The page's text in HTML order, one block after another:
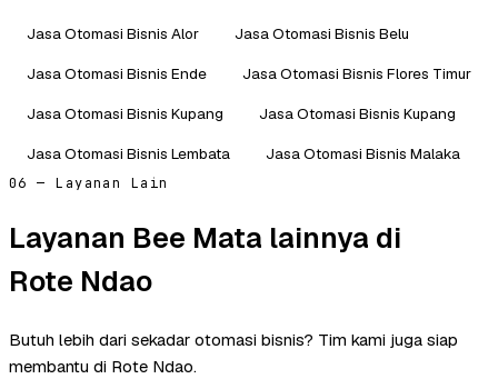
Jasa Otomasi Bisnis Alor
Jasa Otomasi Bisnis Belu
Jasa Otomasi Bisnis Ende
Jasa Otomasi Bisnis Flores Timur
Jasa Otomasi Bisnis Kupang
Jasa Otomasi Bisnis Kupang
Jasa Otomasi Bisnis Lembata
Jasa Otomasi Bisnis Malaka
06 — Layanan Lain
Layanan Bee Mata lainnya di
Rote Ndao
Butuh lebih dari sekadar otomasi bisnis? Tim kami juga siap
membantu di Rote Ndao.